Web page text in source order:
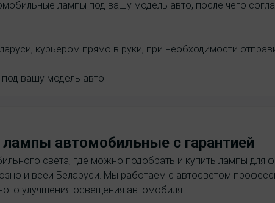
лампы под вашу модель авто, после чего
курьером прямо в руки, при необходимости
вашу модель авто.
лампы автомобильные с гарантией
света, где можно подобрать и купить лампы для
и всеи Беларуси. Мы работаем с автосветом
улучшения освещения автомобиля.